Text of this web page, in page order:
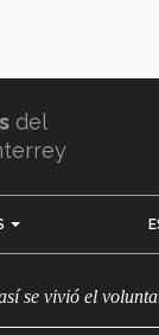
del
así se vivió el